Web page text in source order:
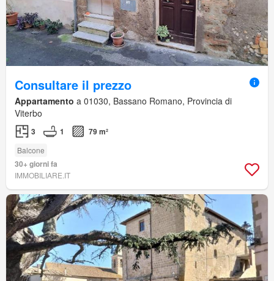
Consultare il prezzo
Appartamento a 01030, Bassano Romano, Provincia di
Viterbo
3 1 79 m²
Balcone
30+ giorni fa
IMMOBILIARE.IT